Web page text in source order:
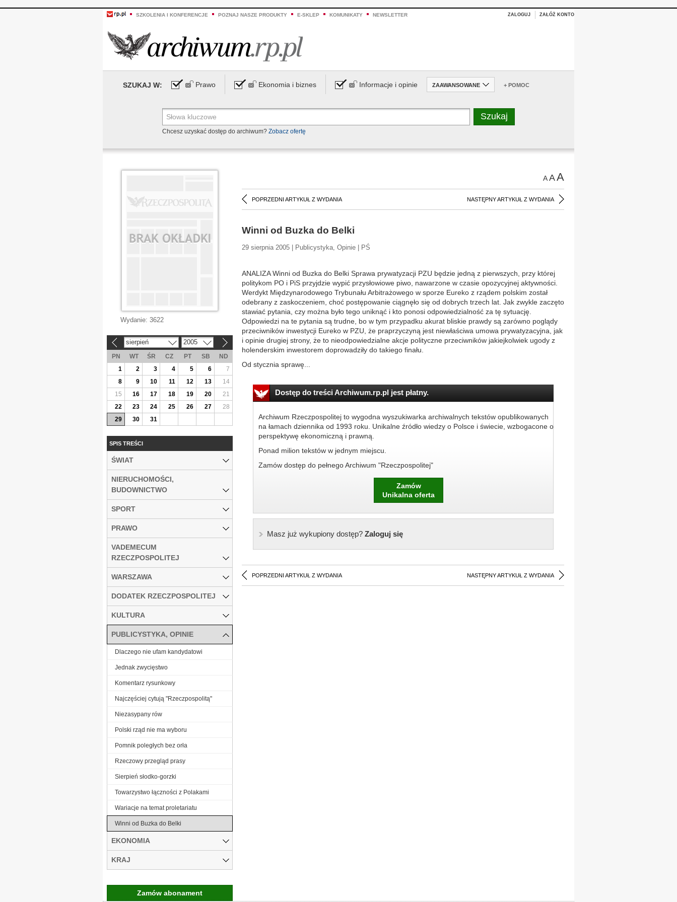
SZKOLENIA I KONFERENCJE POZNAJ NASZE PRODUKTY E-SKLEP KOMUNIKATY NEWSLETTER ZALOGUJ ZAŁÓŻ KONTO
SZUKAJ W: Prawo Ekonomia i biznes Informacje i opinie ZAAWANSOWANE + POMOC
Chcesz uzyskać dostęp do archiwum? Zobacz ofertę
AAA
POPRZEDNI ARTYKUŁ Z WYDANIA NASTĘPNY ARTYKUŁ Z WYDANIA
Winni od Buzka do Belki
29 sierpnia 2005 | Publicystyka, Opinie | PŚ
ANALIZA Winni od Buzka do Belki Sprawa prywatyzacji PZU będzie jedną z pierwszych, przy której
politykom PO i PiS przyjdzie wypić przysłowiowe piwo, nawarzone w czasie opozycyjnej aktywności.
Werdykt Międzynarodowego Trybunału Arbitrażowego w sporze Eureko z rządem polskim został
odebrany z zaskoczeniem, choć postępowanie ciągnęło się od dobrych trzech lat. Jak zwykle zaczęto
stawiać pytania, czy można było tego uniknąć i kto ponosi odpowiedzialność za tę sytuację.
Odpowiedzi na te pytania są trudne, bo w tym przypadku akurat bliskie prawdy są zarówno poglądy
przeciwników inwestycji Eureko w PZU, że praprzyczyną jest niewłaściwa umowa prywatyzacyjna, jak
i opinie drugiej strony, że to nieodpowiedzialne akcje polityczne przeciwników jakiejkolwiek ugody z
holenderskim inwestorem doprowadziły do takiego finału.
Od stycznia sprawę...
Dostęp do treści Archiwum.rp.pl jest płatny.
Archiwum Rzeczpospolitej to wygodna wyszukiwarka archiwalnych tekstów opublikowanych
na łamach dziennika od 1993 roku. Unikalne źródło wiedzy o Polsce i świecie, wzbogacone o
perspektywę ekonomiczną i prawną.
Ponad milion tekstów w jednym miejscu.
Zamów dostęp do pełnego Archiwum "Rzeczpospolitej"
Zamów
Unikalna oferta
Masz już wykupiony dostęp?Zaloguj się
POPRZEDNI ARTYKUŁ Z WYDANIA NASTĘPNY ARTYKUŁ Z WYDANIA
Wydanie: 3622
sierpień 2005
PN WT ŚR CZ PT SB
ND
1
2 3 4 5 6
7
8
9 10 11 12 13
14
15
16 17 18 19 20
21
22
23 24 25 26 27
28
29
30 31
SPIS TREŚCI
ŚWIAT
NIERUCHOMOŚCI,
BUDOWNICTWO
SPORT
PRAWO
VADEMECUM
RZECZPOSPOLITEJ
WARSZAWA
DODATEK RZECZPOSPOLITEJ
KULTURA
PUBLICYSTYKA, OPINIE
Dlaczego nie ufam kandydatowi
Jednak zwycięstwo
Komentarz rysunkowy
Najczęściej cytują "Rzeczpospolitą"
Niezasypany rów
Polski rząd nie ma wyboru
Pomnik poległych bez orła
Rzeczowy przegląd prasy
Sierpień słodko-gorzki
Towarzystwo łączności z Polakami
Wariacje na temat proletariatu
Winni od Buzka do Belki
EKONOMIA
KRAJ
Zamów abonament